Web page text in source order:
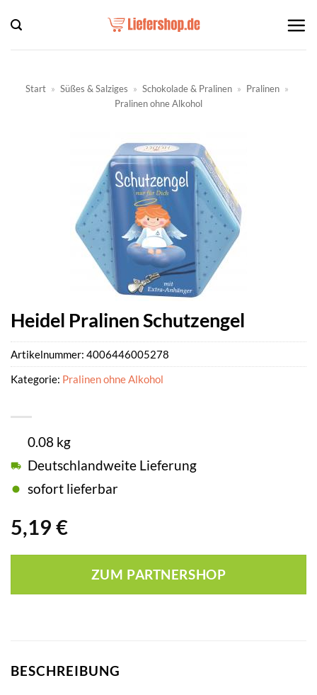
Inhalt
springen
Start » Süßes & Salziges » Schokolade & Pralinen » Pralinen »
Pralinen ohne Alkohol
Heidel Pralinen Schutzengel
5,19 €
0.08 kg
Deutschlandweite Lieferung
sofort lieferbar
ZUM PARTNERSHOP
Artikelnummer: 4006446005278
Kategorie: Pralinen ohne Alkohol
BESCHREIBUNG